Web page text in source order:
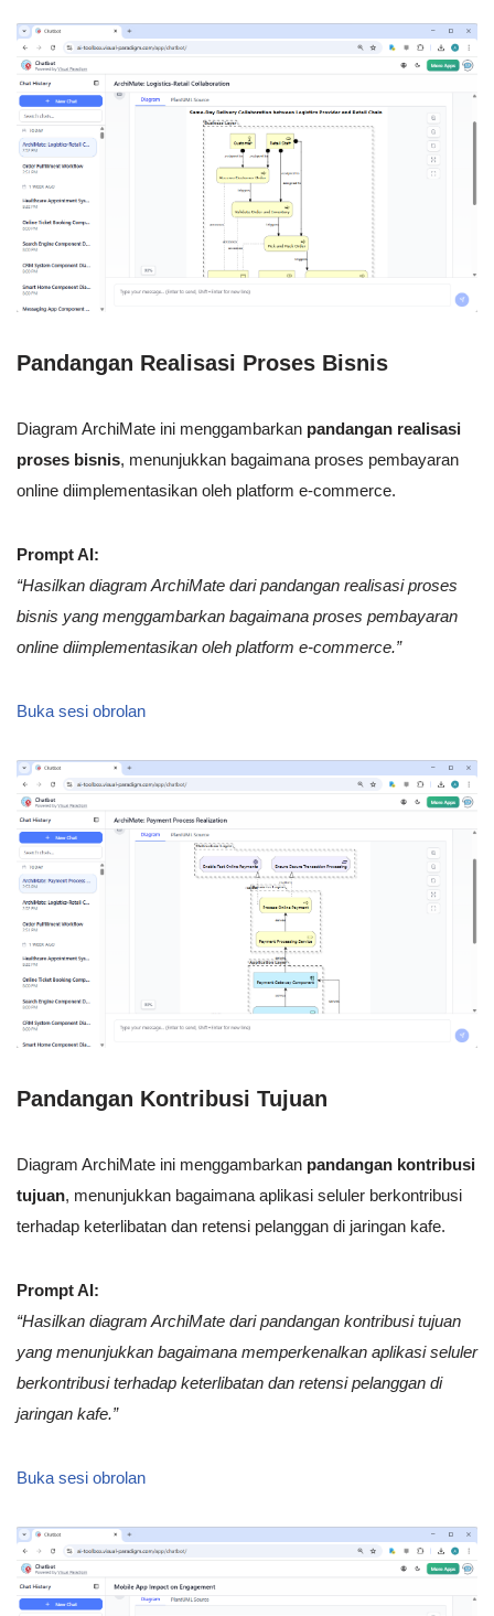
Pandangan Realisasi Proses Bisnis
Diagram ArchiMate ini menggambarkan pandangan realisasi
proses bisnis, menunjukkan bagaimana proses pembayaran
online diimplementasikan oleh platform e-commerce.
Prompt AI:
“Hasilkan diagram ArchiMate dari pandangan realisasi proses
bisnis yang menggambarkan bagaimana proses pembayaran
online diimplementasikan oleh platform e-commerce.”
Buka sesi obrolan
Pandangan Kontribusi Tujuan
Diagram ArchiMate ini menggambarkan pandangan kontribusi
tujuan, menunjukkan bagaimana aplikasi seluler berkontribusi
terhadap keterlibatan dan retensi pelanggan di jaringan kafe.
Prompt AI:
“Hasilkan diagram ArchiMate dari pandangan kontribusi tujuan
yang menunjukkan bagaimana memperkenalkan aplikasi seluler
berkontribusi terhadap keterlibatan dan retensi pelanggan di
jaringan kafe.”
Buka sesi obrolan